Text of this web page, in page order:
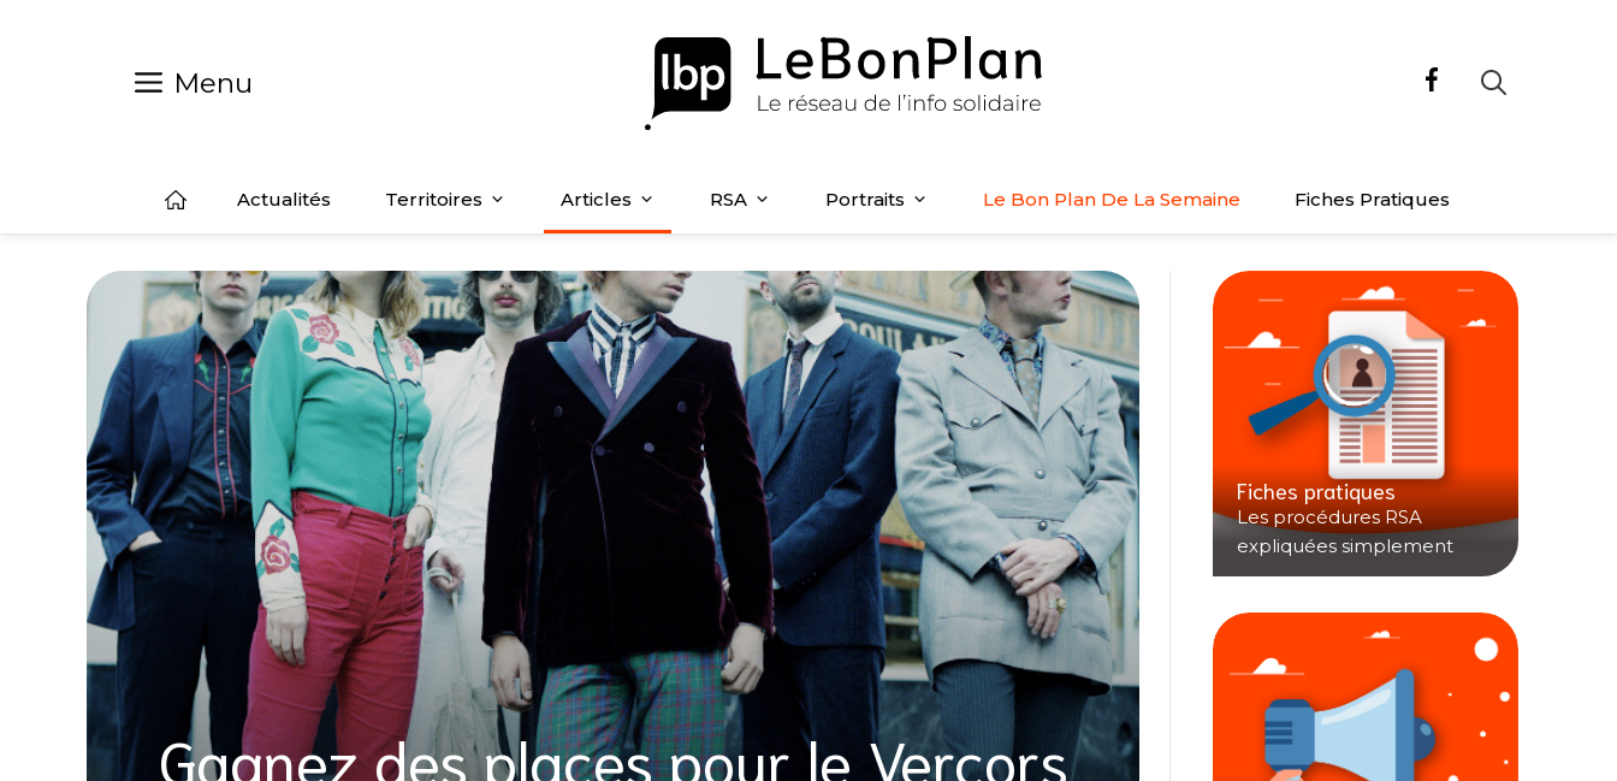
Menu
Actualités Territoires Articles RSA Portraits Le Bon Plan De La Semaine Fiches Pratiques
Gagnez des places pour le Vercors
Fiches pratiques
Les procédures RSA
expliquées simplement